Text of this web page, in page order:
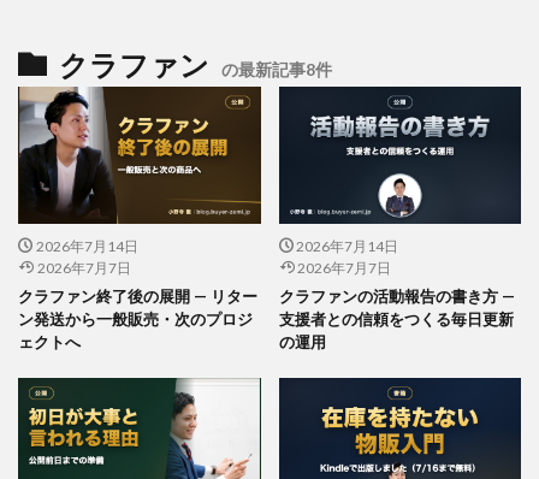
クラファン の最新記事8件
2026年7月14日
2026年7月7日
クラファン終了後の展開 — リター
ン発送から一般販売・次のプロジ
ェクトへ
2026年7月14日
2026年7月7日
クラファンの活動報告の書き方 —
支援者との信頼をつくる毎日更新
の運用